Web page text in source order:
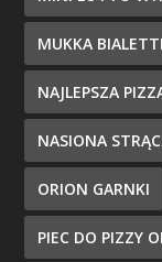
MUKKA
NAJLEPSZA
NASIONA
ORION GARNKI
PIEC DO PIZZY